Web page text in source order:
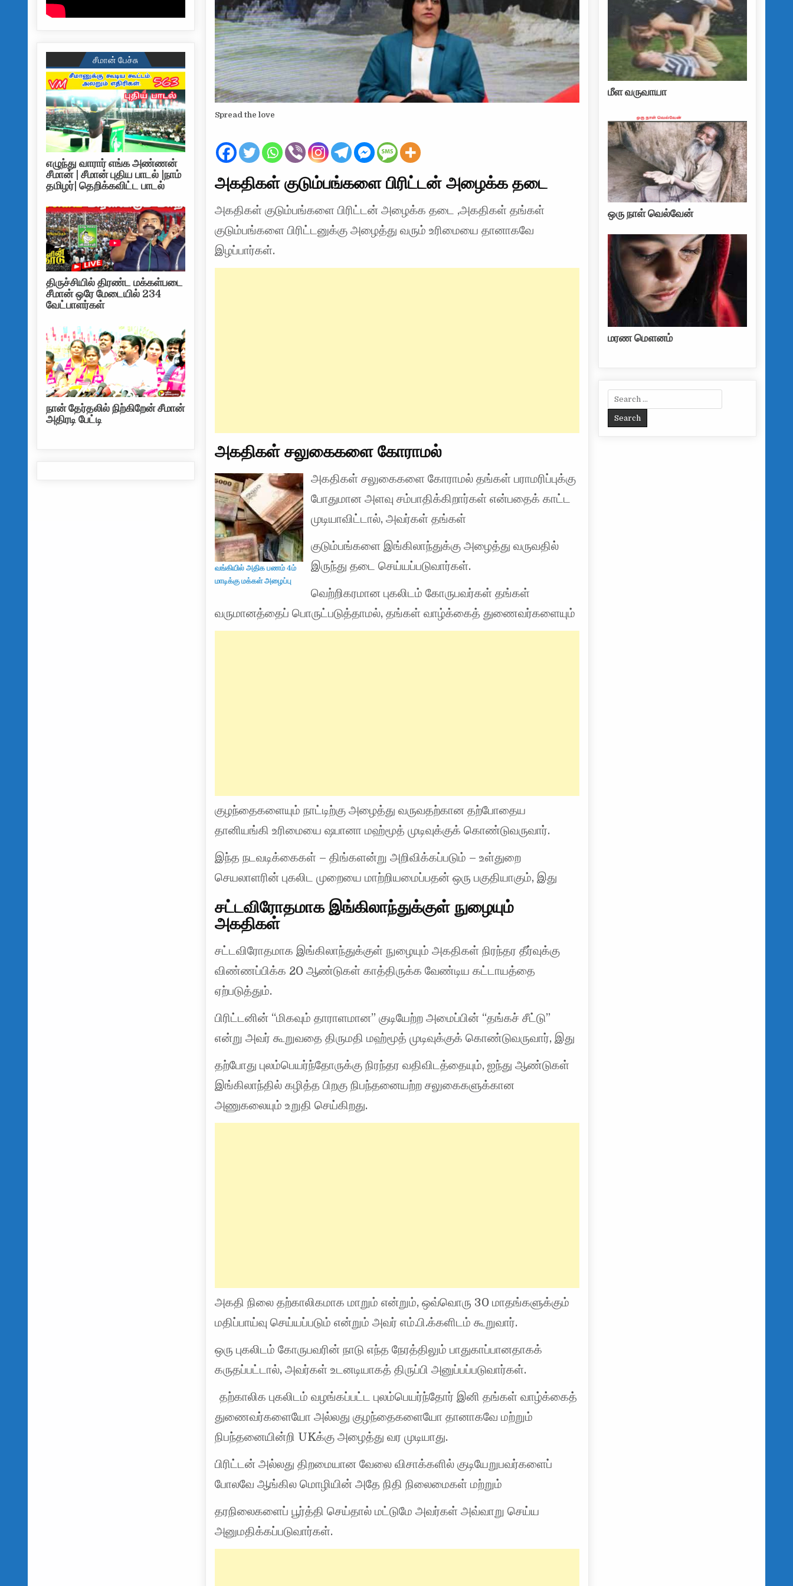
Spread the love
அகதிகள் குடும்பங்களை பிரிட்டன் அழைக்க தடை
அகதிகள் குடும்பங்களை பிரிட்டன் அழைக்க தடை ,அகதிகள் தங்கள்
குடும்பங்களை பிரிட்டனுக்கு அழைத்து வரும் உரிமையை தானாகவே
இழப்பார்கள்.
அகதிகள் சலுகைகளை கோராமல்
வங்கியில் அதிக பணம் 4ம்
மாடிக்கு மக்கள் அழைப்பு
அகதிகள் சலுகைகளை கோராமல் தங்கள் பராமரிப்புக்கு
போதுமான அளவு சம்பாதிக்கிறார்கள் என்பதைக் காட்ட
முடியாவிட்டால், அவர்கள் தங்கள்
குடும்பங்களை இங்கிலாந்துக்கு அழைத்து வருவதில்
இருந்து தடை செய்யப்படுவார்கள்.
வெற்றிகரமான புகலிடம் கோருபவர்கள் தங்கள்
வருமானத்தைப் பொருட்படுத்தாமல், தங்கள் வாழ்க்கைத் துணைவர்களையும்
குழந்தைகளையும் நாட்டிற்கு அழைத்து வருவதற்கான தற்போதைய
தானியங்கி உரிமையை ஷபானா மஹ்மூத் முடிவுக்குக் கொண்டுவருவார்.
இந்த நடவடிக்கைகள் – திங்களன்று அறிவிக்கப்படும் – உள்துறை
செயலாளரின் புகலிட முறையை மாற்றியமைப்பதன் ஒரு பகுதியாகும், இது
சட்டவிரோதமாக இங்கிலாந்துக்குள் நுழையும்
அகதிகள்
சட்டவிரோதமாக இங்கிலாந்துக்குள் நுழையும் அகதிகள் நிரந்தர தீர்வுக்கு
விண்ணப்பிக்க 20 ஆண்டுகள் காத்திருக்க வேண்டிய கட்டாயத்தை
ஏற்படுத்தும்.
பிரிட்டனின் “மிகவும் தாராளமான” குடியேற்ற அமைப்பின் “தங்கச் சீட்டு”
என்று அவர் கூறுவதை திருமதி மஹ்மூத் முடிவுக்குக் கொண்டுவருவார், இது
தற்போது புலம்பெயர்ந்தோருக்கு நிரந்தர வதிவிடத்தையும், ஐந்து ஆண்டுகள்
இங்கிலாந்தில் கழித்த பிறகு நிபந்தனையற்ற சலுகைகளுக்கான
அணுகலையும் உறுதி செய்கிறது.
அகதி நிலை தற்காலிகமாக மாறும் என்றும், ஒவ்வொரு 30 மாதங்களுக்கும்
மதிப்பாய்வு செய்யப்படும் என்றும் அவர் எம்.பி.க்களிடம் கூறுவார்.
ஒரு புகலிடம் கோருபவரின் நாடு எந்த நேரத்திலும் பாதுகாப்பானதாகக்
கருதப்பட்டால், அவர்கள் உடனடியாகத் திருப்பி அனுப்பப்படுவார்கள்.
தற்காலிக புகலிடம் வழங்கப்பட்ட புலம்பெயர்ந்தோர் இனி தங்கள் வாழ்க்கைத்
துணைவர்களையோ அல்லது குழந்தைகளையோ தானாகவே மற்றும்
நிபந்தனையின்றி UKக்கு அழைத்து வர முடியாது.
பிரிட்டன் அல்லது திறமையான வேலை விசாக்களில் குடியேறுபவர்களைப்
போலவே ஆங்கில மொழியின் அதே நிதி நிலைமைகள் மற்றும்
தரநிலைகளைப் பூர்த்தி செய்தால் மட்டுமே அவர்கள் அவ்வாறு செய்ய
அனுமதிக்கப்படுவார்கள்.
சீமான் பேச்சு
எழுந்து வாரார் எங்க அண்ணன்
சீமான் | சீமான் புதிய பாடல் |நாம்
தமிழர்| தெறிக்கவிட்ட பாடல்
திருச்சியில் திரண்ட மக்கள்படை
சீமான் ஒரே மேடையில் 234
வேட்பாளர்கள்
நான் தேர்தலில் நிற்கிறேன் சீமான்
அதிரடி பேட்டி
மீள வருவாயா
ஒரு நாள் வெல்வேன்
மரண மௌனம்
Search for: